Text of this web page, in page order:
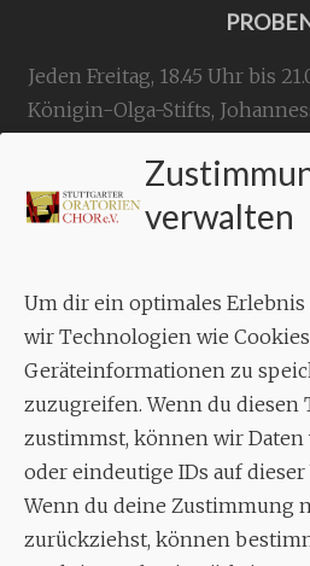
verwalten
Um dir ein optimales
wir Technologien wie
Geräteinformationen zu
zuzugreifen. Wenn du diesen
zustimmst, können wir Daten
oder eindeutige IDs auf
Wenn du deine Zustimmung
zurückziehst, können
Jeden Freitag, 18.45 Uhr bis
Königin-Olga-Stifts,
Aixheimer
70619
MUSIK
Musikalischer
Enrico
Tel.+49 (0)177 /